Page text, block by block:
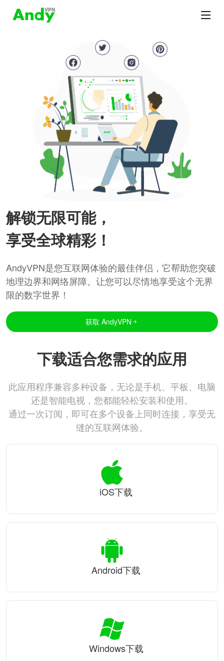
解锁无限可能，
享受全球精彩！
AndyVPN是您互联网体验的最佳伴侣，它帮助您突破
地理边界和网络屏障。让您可以尽情地享受这个无界
限的数字世界！
获取 AndyVPN
下载适合您需求的应用
此应用程序兼容多种设备，无论是手机、平板、电脑
还是智能电视，您都能轻松安装和使用。
通过一次订阅，即可在多个设备上同时连接，享受无
缝的互联网体验。
iOS下载
Android下载
Windows下载